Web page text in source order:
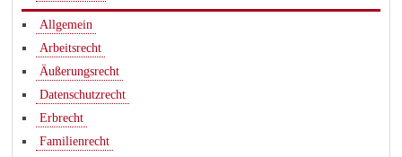
Allgemein
Arbeitsrecht
Äußerungsrecht
Datenschutzrecht
Erbrecht
Familienrecht